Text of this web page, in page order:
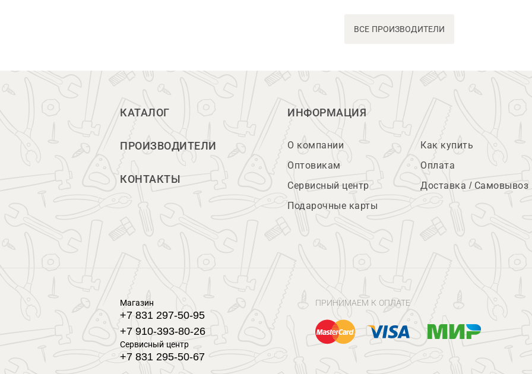
ВСЕ ПРОИЗВОДИТЕЛИ
КАТАЛОГ
ПРОИЗВОДИТЕЛИ
КОНТАКТЫ
ИНФОРМАЦИЯ
О компании
Оптовикам
Сервисный центр
Подарочные карты
Как купить
Оплата
Доставка / Самовывоз
Магазин
+7 831 297-50-95
+7 910-393-80-26
Сервисный центр
+7 831 295-50-67
ПРИНИМАЕМ К ОПЛАТЕ